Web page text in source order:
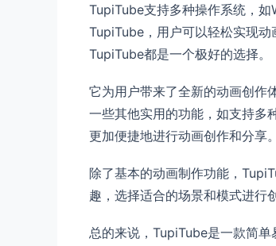
TupiTube支持多种操作系统，
TupiTube，用户可以轻松实现动
TupiTube都是一个极好的选择。
它为用户带来了全新的动画创作
一些其他实用的功能，如支持多
更加便捷地进行动画创作和分享。
除了基本的动画制作功能，
趣，选择适合的场景和模式进行
总的来说，TupiTube是一款简